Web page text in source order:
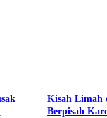
Kisah Limah
Berpisah